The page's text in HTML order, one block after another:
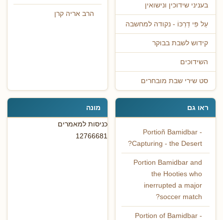
בעניני שידוכין ונישואין
עַל פִּי דַרְכּוֹ - נקודה למחשבה
קידוש לשבת בבוקר
השידוכים
סט שירי שבת מובחרים
הרב אריה קרן
ראו גם
Portioñ Bamidbar -
Capturing - the Desert?
Portion Bamidbar and
the Hooties who
inerrupted a major
soccer match?
Portion of Bamidbar -
מונה
כניסות למאמרים
12766681